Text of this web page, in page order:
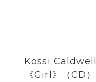
Kossi Caldwell
《Girl》（CD）